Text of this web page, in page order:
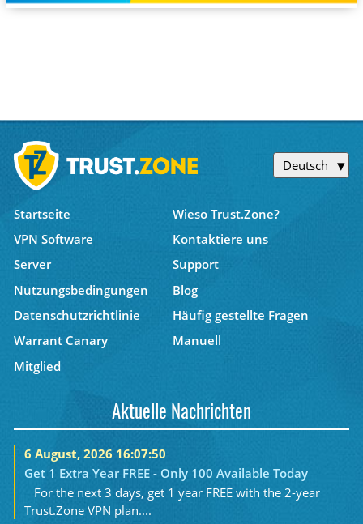
Deutsch
Startseite
Wieso Trust.Zone?
VPN Software
Kontaktiere uns
Server
Support
Nutzungsbedingungen
Blog
Datenschutzrichtlinie
Häufig gestellte Fragen
Warrant Canary
Manuell
Mitglied
Aktuelle Nachrichten
6 August, 2026 16:07:50
Get 1 Extra Year FREE - Only 100 Available Today
For the next 3 days, get 1 year FREE with the 2-year
Trust.Zone VPN plan....